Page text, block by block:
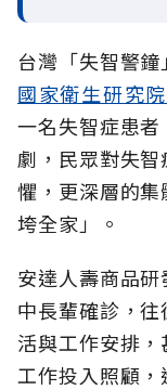
台灣「失智警
國家衛生研究院
一名失智症患
劇，民眾對失
懼，更深層的
垮全家」。
安達人壽商品
中長輩確診，
活與工作安排
工作投入照顧